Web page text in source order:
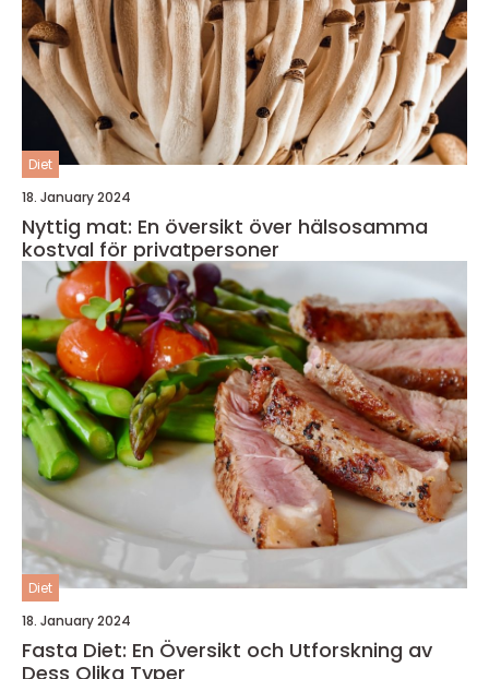
Diet
18. January 2024
Nyttig mat: En översikt över hälsosamma
kostval för privatpersoner
Diet
18. January 2024
Fasta Diet: En Översikt och Utforskning av
Dess Olika Typer